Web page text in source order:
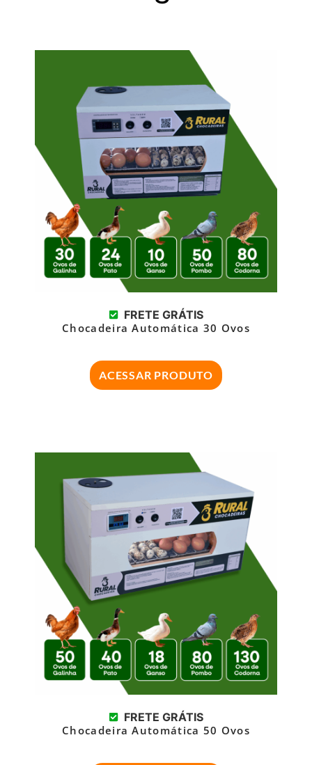
FRETE GRÁTIS
Chocadeira Automática 30 Ovos
ACESSAR PRODUTO
FRETE GRÁTIS
Chocadeira Automática 50 Ovos